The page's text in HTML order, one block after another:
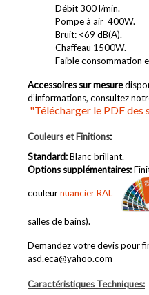
Débit 300 l/min.
Pompe à air 400W.
Bruit: <69 dB(A).
Chaffeau 1500W.
Faible consommation
Accessoires sur mesure
d’informations, consultez
"Télécharger le PDF des
Couleurs et Finitions:
Standard:Blanc brillant.
Options supplémentaires:
couleurnuancier RAL
salles de bains).
Demandez votre devis pour
asd.eca@yahoo.com
Caractéristiques Techniques: